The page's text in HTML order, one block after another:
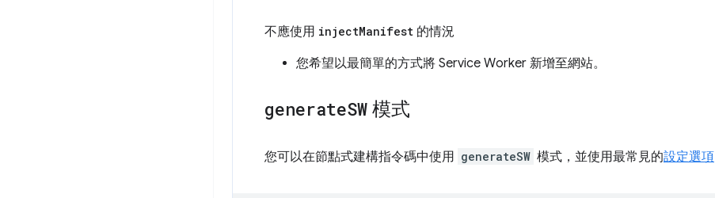
不應使用 injectManifest 的情況
您希望以最簡單的方式將 Service Worker 新增至網站。
generateSW 模式
您可以在節點式建構指令碼中使用 generateSW 模式，並使用最常見的設定選項